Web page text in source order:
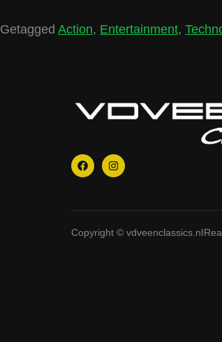
Getagged Action, Entertainment,
Copyright © vdveenclassics.nl